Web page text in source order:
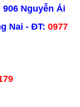
Nguyễn Ái
Nai - ĐT: 0977